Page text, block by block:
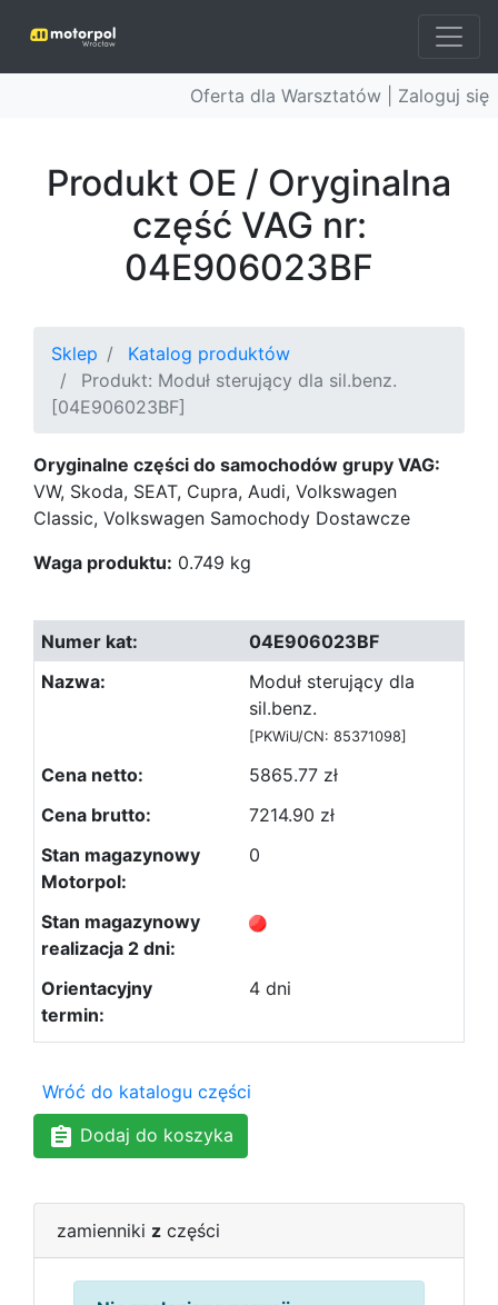
Oferta dla Warsztatów | Zaloguj się
Produkt OE / Oryginalna
część VAG nr:
04E906023BF
Sklep
Katalog produktów
Produkt: Moduł sterujący dla sil.benz.
[04E906023BF]
Oryginalne części do samochodów grupy VAG:
VW, Skoda, SEAT, Cupra, Audi, Volkswagen
Classic, Volkswagen Samochody Dostawcze
Waga produktu: 0.749 kg
04E906023BF
Moduł sterujący dla
sil.benz.
[PKWiU/CN: 85371098]
5865.77 zł
7214.90 zł
0
4 dni
Wróć do katalogu części
Dodaj do koszyka
zamienniki z części